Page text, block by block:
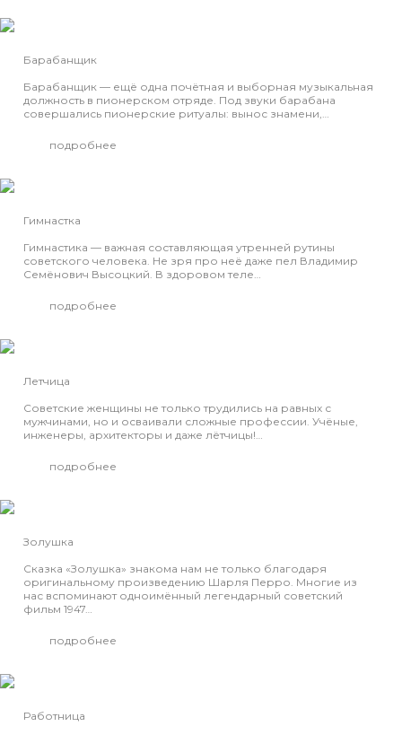
Барабанщик
Барабанщик — ещё одна почётная и выборная музыкальная
должность в пионерском отряде. Под звуки барабана
совершались пионерские ритуалы: вынос знамени,…
подробнее
Гимнастка
Гимнастика — важная составляющая утренней рутины
советского человека. Не зря про неё даже пел Владимир
Семёнович Высоцкий. В здоровом теле…
подробнее
Летчица
Советские женщины не только трудились на равных с
мужчинами, но и осваивали сложные профессии. Учёные,
инженеры, архитекторы и даже лётчицы!…
подробнее
Золушка
Сказка «Золушка» знакома нам не только благодаря
оригинальному произведению Шарля Перро. Многие из
нас вспоминают одноимённый легендарный советский
фильм 1947…
подробнее
Работница